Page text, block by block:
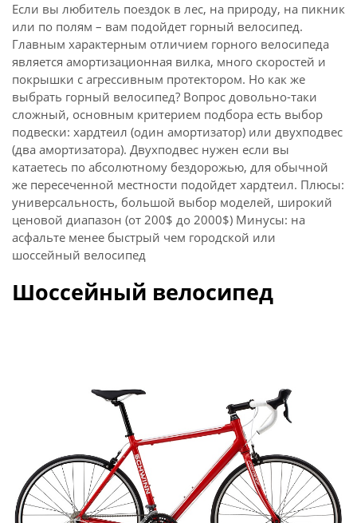
Если вы любитель поездок в лес, на природу, на пикник
или по полям – вам подойдет горный велосипед.
Главным характерным отличием горного велосипеда
является амортизационная вилка, много скоростей и
покрышки с агрессивным протектором. Но как же
выбрать горный велосипед? Вопрос довольно-таки
сложный, основным критерием подбора есть выбор
подвески: хардтеил (один амортизатор) или двухподвес
(два амортизатора). Двухподвес нужен если вы
катаетесь по абсолютному бездорожью, для обычной
же пересеченной местности подойдет хардтеил. Плюсы:
универсальность, большой выбор моделей, широкий
ценовой диапазон (от 200$ до 2000$) Минусы: на
асфальте менее быстрый чем городской или
шоссейный велосипед
Шоссейный велосипед